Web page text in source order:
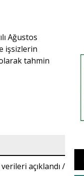
Ağustos
işsizlerin
tahmin